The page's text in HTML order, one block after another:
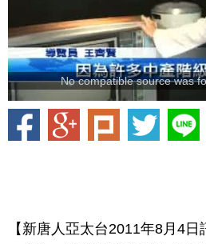
No compatible source was
【新唐人亞太台2011年8月4